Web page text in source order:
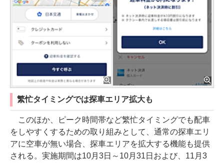
繁忙タイミングでは探車エリア拡大も
このほか、ピーク時間帯など繁忙タイミングでも配車
をしやすくするための取り組みとして、通常の探車エリ
アに空車が無い場合、探車エリアを拡大する機能も提供
される。実施期間は10月3日～10月31日および、11月3